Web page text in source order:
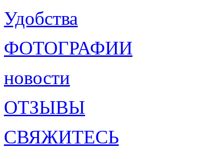
Удобства
ФОТОГРАФИИ
новости
ОТЗЫВЫ
СВЯЖИТЕСЬ